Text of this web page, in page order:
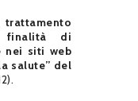
trattamento
di
nei siti web
salute” del